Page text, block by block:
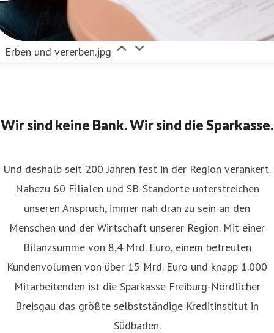
Erben und vererben.jpg
Wir sind keine Bank. Wir sind die Sparkasse.
Und deshalb seit 200 Jahren fest in der Region verankert.
Nahezu 60 Filialen und SB-Standorte unterstreichen
unseren Anspruch, immer nah dran zu sein an den
Menschen und der Wirtschaft unserer Region. Mit einer
Bilanzsumme von 8,4 Mrd. Euro, einem betreuten
Kundenvolumen von über 15 Mrd. Euro und knapp 1.000
Mitarbeitenden ist die Sparkasse Freiburg-Nördlicher
Breisgau das größte selbstständige Kreditinstitut in
Südbaden.